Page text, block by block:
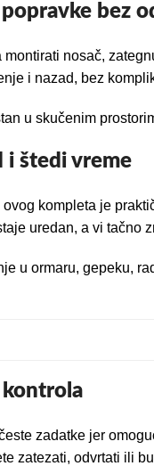
bez
montirati nosač,
i nazad, bez
u skučenim
i štedi vreme
kompleta je
uredan, a vi tačno
u ormaru, gepeku,
kontrola
zadatke jer
zatezati, odvrtati ili